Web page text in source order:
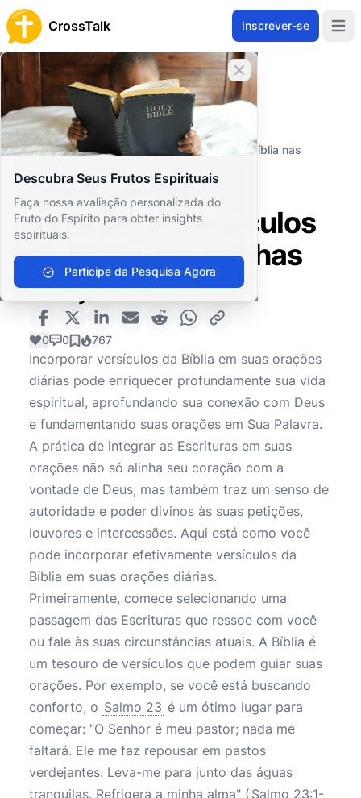
CrossTalk Inscrever-se
Fechar banner
Descubra Seus Frutos Espirituais
Faça nossa avaliação personalizada do
Fruto do Espírito para obter insights
espirituais.
Participe da Pesquisa Agora
Home
Arquivo de Perguntas
Práticas Espirituais
Oração
Como posso incorporar versículos da Bíblia nas
Como posso
incorporar versículos
da Bíblia nas minhas
orações diárias?
0 0 767
Incorporar versículos da Bíblia em suas orações
diárias pode enriquecer profundamente sua vida
espiritual, aprofundando sua conexão com Deus
e fundamentando suas orações em Sua Palavra.
A prática de integrar as Escrituras em suas
orações não só alinha seu coração com a
vontade de Deus, mas também traz um senso de
autoridade e poder divinos às suas petições,
louvores e intercessões. Aqui está como você
pode incorporar efetivamente versículos da
Bíblia em suas orações diárias.
Primeiramente, comece selecionando uma
passagem das Escrituras que ressoe com você
ou fale às suas circunstâncias atuais. A Bíblia é
um tesouro de versículos que podem guiar suas
orações. Por exemplo, se você está buscando
conforto, o Salmo 23 é um ótimo lugar para
começar: "O Senhor é meu pastor; nada me
faltará. Ele me faz repousar em pastos
verdejantes. Leva-me para junto das águas
tranquilas. Refrigera a minha alma" ( Salmo 23:1-